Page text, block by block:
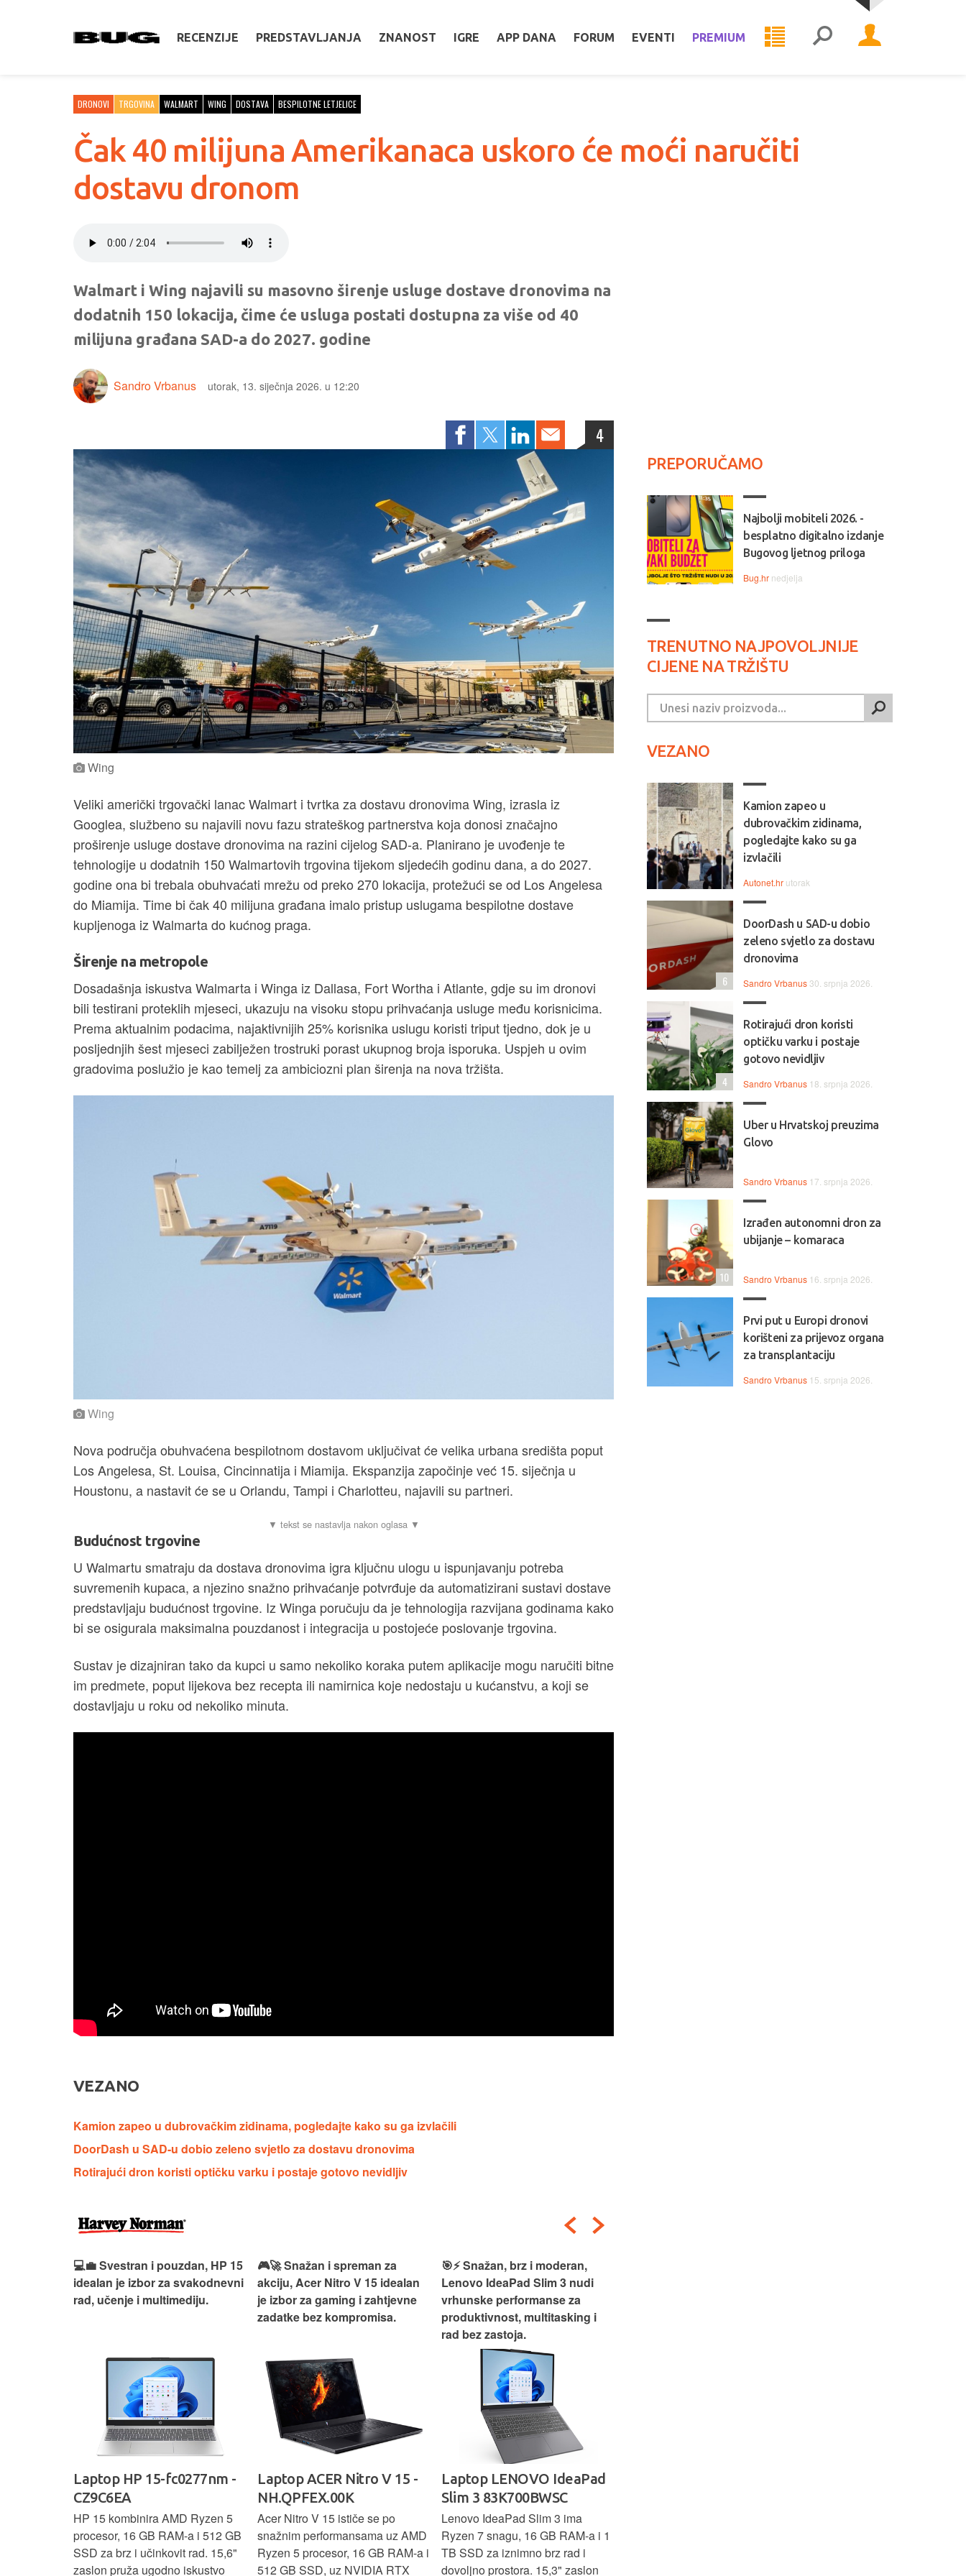
RECENZIJE PREDSTAVLJANJA ZNANOST IGRE APP DANA FORUM EVENTI PREMIUM
DRONOVI TRGOVINA WALMART WING DOSTAVA BESPILOTNE LETJELICE
Čak 40 milijuna Amerikanaca uskoro će moći naručiti
dostavu dronom
Walmart i Wing najavili su masovno širenje usluge dostave dronovima na
dodatnih 150 lokacija, čime će usluga postati dostupna za više od 40
milijuna građana SAD-a do 2027. godine
Sandro Vrbanus utorak, 13. siječnja 2026. u 12:20
4
Wing
Veliki američki trgovački lanac Walmart i tvrtka za dostavu dronovima Wing, izrasla iz
Googlea, službeno su najavili novu fazu strateškog partnerstva koja donosi značajno
proširenje usluge dostave dronovima na razini cijelog SAD-a. Planirano je uvođenje te
tehnologije u dodatnih 150 Walmartovih trgovina tijekom sljedećih godinu dana, a do 2027.
godine ona bi trebala obuhvaćati mrežu od preko 270 lokacija, protežući se od Los Angelesa
do Miamija. Time bi čak 40 milijuna građana imalo pristup uslugama bespilotne dostave
kupljenoga iz Walmarta do kućnog praga.
Širenje na metropole
Dosadašnja iskustva Walmarta i Winga iz Dallasa, Fort Wortha i Atlante, gdje su im dronovi
bili testirani proteklih mjeseci, ukazuju na visoku stopu prihvaćanja usluge među korisnicima.
Prema aktualnim podacima, najaktivnijih 25% korisnika uslugu koristi triput tjedno, dok je u
posljednjih šest mjeseci zabilježen trostruki porast ukupnog broja isporuka. Uspjeh u ovim
gradovima poslužio je kao temelj za ambiciozni plan širenja na nova tržišta.
Wing
Nova područja obuhvaćena bespilotnom dostavom uključivat će velika urbana središta poput
Los Angelesa, St. Louisa, Cincinnatija i Miamija. Ekspanzija započinje već 15. siječnja u
Houstonu, a nastavit će se u Orlandu, Tampi i Charlotteu, najavili su partneri.
Budućnost trgovine
U Walmartu smatraju da dostava dronovima igra ključnu ulogu u ispunjavanju potreba
suvremenih kupaca, a njezino snažno prihvaćanje potvrđuje da automatizirani sustavi dostave
predstavljaju budućnost trgovine. Iz Winga poručuju da je tehnologija razvijana godinama kako
bi se osigurala maksimalna pouzdanost i integracija u postojeće poslovanje trgovina.
Sustav je dizajniran tako da kupci u samo nekoliko koraka putem aplikacije mogu naručiti bitne
im predmete, poput lijekova bez recepta ili namirnica koje nedostaju u kućanstvu, a koji se
dostavljaju u roku od nekoliko minuta.
VEZANO
Kamion zapeo u dubrovačkim zidinama, pogledajte kako su ga izvlačili
DoorDash u SAD-u dobio zeleno svjetlo za dostavu dronovima
Rotirajući dron koristi optičku varku i postaje gotovo nevidljiv
💻💼 Svestran i pouzdan, HP 15
idealan je izbor za svakodnevni
rad, učenje i multimediju.
Laptop HP 15-fc0277nm -
CZ9C6EA
HP 15 kombinira AMD Ryzen 5
procesor, 16 GB RAM-a i 512 GB
SSD za brz i učinkovit rad. 15,6"
zaslon pruža ugodno iskustvo
🎮🚀 Snažan i spreman za
akciju, Acer Nitro V 15 idealan
je izbor za gaming i zahtjevne
zadatke bez kompromisa.
Laptop ACER Nitro V 15 -
NH.QPFEX.00K
Acer Nitro V 15 ističe se po
snažnim performansama uz AMD
Ryzen 5 procesor, 16 GB RAM-a i
512 GB SSD, uz NVIDIA RTX
🎯⚡ Snažan, brz i moderan,
Lenovo IdeaPad Slim 3 nudi
vrhunske performanse za
produktivnost, multitasking i
rad bez zastoja.
Laptop LENOVO IdeaPad
Slim 3 83K700BWSC
Lenovo IdeaPad Slim 3 ima
Ryzen 7 snagu, 16 GB RAM-a i 1
TB SSD za iznimno brz rad i
dovoljno prostora. 15,3" zaslon
PREPORUČAMO
Najbolji mobiteli 2026. -
besplatno digitalno izdanje
Bugovog ljetnog priloga
Bug.hr nedjelja
TRENUTNO NAJPOVOLJNIJE
CIJENE NA TRŽIŠTU
VEZANO
Kamion zapeo u
dubrovačkim zidinama,
pogledajte kako su ga
izvlačili
Autonet.hr utorak
DoorDash u SAD-u dobio
zeleno svjetlo za dostavu
dronovima
Sandro Vrbanus 30. srpnja 2026.
6
Rotirajući dron koristi
optičku varku i postaje
gotovo nevidljiv
Sandro Vrbanus 18. srpnja 2026.
4
Uber u Hrvatskoj preuzima
Glovo
Sandro Vrbanus 17. srpnja 2026.
Izrađen autonomni dron za
ubijanje – komaraca
Sandro Vrbanus 16. srpnja 2026.
10
Prvi put u Europi dronovi
korišteni za prijevoz organa
za transplantaciju
Sandro Vrbanus 15. srpnja 2026.